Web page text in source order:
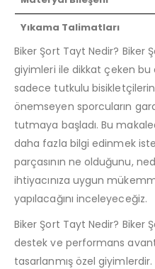
Yıkama Talimatları
Biker Şort Tayt Nedir? Biker
giyimleri ile dikkat çeken bu
sadece tutkulu bisikletçilerin
önemseyen sporcuların
tutmaya başladı. Bu
daha fazla bilgi edinmek
parçasının ne olduğunu,
ihtiyacınıza uygun
yapılacağını inceleyeceğiz.
Biker Şort Tayt Nedir? Biker
destek ve performans
tasarlanmış özel